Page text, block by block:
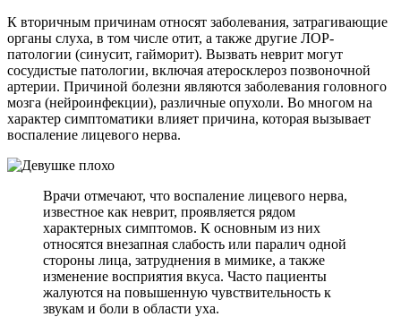
К вторичным причинам относят заболевания, затрагивающие
органы слуха, в том числе отит, а также другие ЛОР-
патологии (синусит, гайморит). Вызвать неврит могут
сосудистые патологии, включая атеросклероз позвоночной
артерии. Причиной болезни являются заболевания головного
мозга (нейроинфекции), различные опухоли. Во многом на
характер симптоматики влияет причина, которая вызывает
воспаление лицевого нерва.
Врачи отмечают, что воспаление лицевого нерва,
известное как неврит, проявляется рядом
характерных симптомов. К основным из них
относятся внезапная слабость или паралич одной
стороны лица, затруднения в мимике, а также
изменение восприятия вкуса. Часто пациенты
жалуются на повышенную чувствительность к
звукам и боли в области уха.